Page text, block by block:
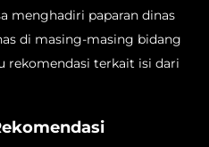
menghadiri paparan dinas
di masing-masing bidang
rekomendasi terkait isi dari